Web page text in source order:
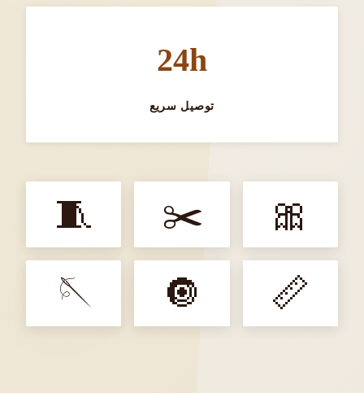
24h
توصيل سريع
🎀
✂️
🧵
📏
🔘
🪡